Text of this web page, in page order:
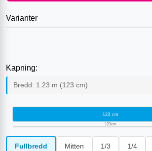
Varianter
Kapning:
Bredd: 1.23 m (123 cm)
123 cm
123cm
Fullbredd Mitten 1/3 1/4